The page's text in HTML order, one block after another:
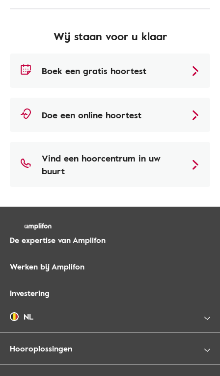
Wij staan voor u klaar
Boek een gratis hoortest
Doe een online hoortest
Vind een hoorcentrum in uw
buurt
De expertise van Amplifon
Werken bij Amplifon
Investering
NL
Hooroplossingen